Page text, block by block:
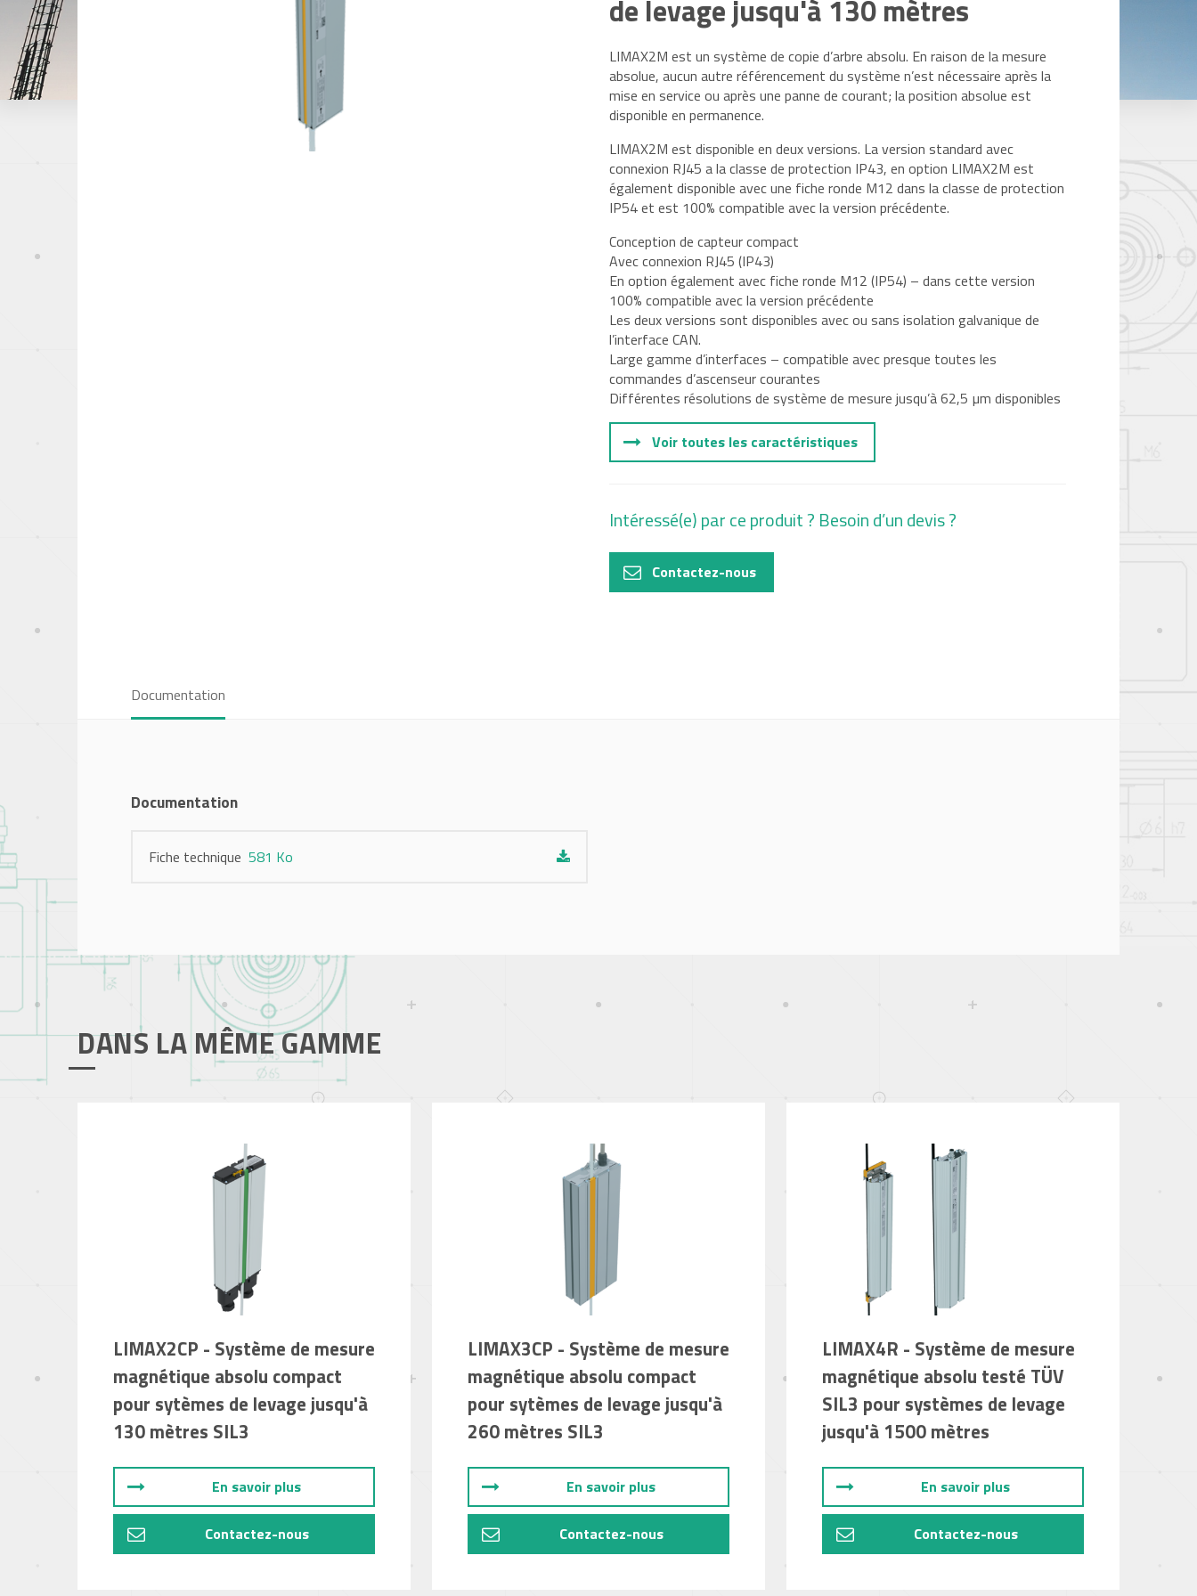
Papeterie
Offshore, Marine, Oil and
Gaz
de levage jusqu'à 130 mètres
LIMAX2M est un système de copie d’arbre absolu. En raison de la mesure
absolue, aucun autre référencement du système n’est nécessaire après la
mise en service ou après une panne de courant; la position absolue est
disponible en permanence.
LIMAX2M est disponible en deux versions. La version standard avec
connexion RJ45 a la classe de protection IP43, en option LIMAX2M est
également disponible avec une fiche ronde M12 dans la classe de protection
IP54 et est 100% compatible avec la version précédente.
Conception de capteur compact
Avec connexion RJ45 (IP43)
En option également avec fiche ronde M12 (IP54) – dans cette version
100% compatible avec la version précédente
Les deux versions sont disponibles avec ou sans isolation galvanique de
l’interface CAN.
Large gamme d’interfaces – compatible avec presque toutes les
commandes d’ascenseur courantes
Différentes résolutions de système de mesure jusqu’à 62,5 µm disponibles
Voir toutes les caractéristiques
Intéressé(e) par ce produit ? Besoin d’un devis ?
Contactez-nous
Documentation
Documentation
Fiche technique 581 Ko
DANS LA MÊME GAMME
LIMAX2CP - Système de mesure
magnétique absolu compact
pour sytèmes de levage jusqu'à
130 mètres SIL3
En savoir plus
Contactez-nous
LIMAX3CP - Système de mesure
magnétique absolu compact
pour sytèmes de levage jusqu'à
260 mètres SIL3
En savoir plus
Contactez-nous
LIMAX4R - Système de mesure
magnétique absolu testé TÜV
SIL3 pour systèmes de levage
jusqu'à 1500 mètres
En savoir plus
Contactez-nous